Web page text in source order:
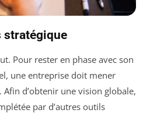
stratégique
Pour rester en phase avec son
une entreprise doit mener
d’obtenir une vision globale,
par d’autres outils